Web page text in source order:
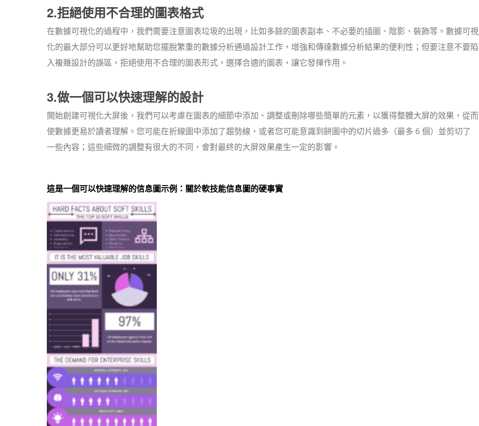
2.拒絕使用不合理的圖表格式
在數據可視化的過程中，我們需要注意圖表垃圾的出現，比如多餘的圖表副本、不必要的插圖、陰影、裝飾等。數據可視
化的最大部分可以更好地幫助您擺脫繁重的數據分析通過設計工作，增強和傳達數據分析結果的便利性；但要注意不要陷
入複雜設計的誤區，拒絕使用不合理的圖表形式，選擇合適的圖表，讓它發揮作用。
3.做一個可以快速理解的設計
開始創建可視化大屏後，我們可以考慮在圖表的細節中添加、調整或刪除哪些簡單的元素，以獲得整體大屏的效果，從而
使數據更易於讀者理解。您可能在折線圖中添加了趨勢線，或者您可能意識到餅圖中的切片過多（最多 6 個）並剪切了
一些內容；這些細微的調整有很大的不同，會對最終的大屏效果產生一定的影響。
這是一個可以快速理解的信息圖示例：關於軟技能信息圖的硬事實